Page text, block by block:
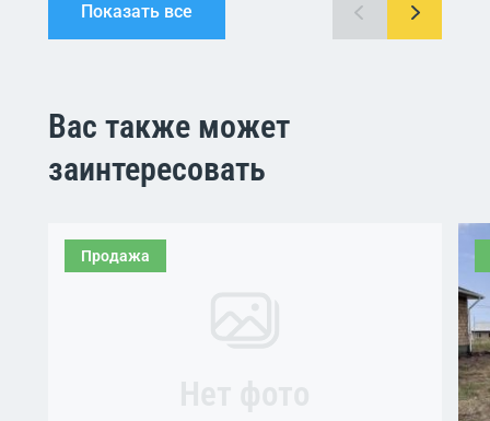
Показать все
Вас также может
заинтересовать
Продажа